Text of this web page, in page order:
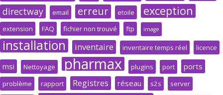
directway email erreur etoile exception
extension FAQ fichier non trouvé ftp image
installation inventaire inventaire temps réel licence
msi Nettoyage pharmax plugins port ports
problème rapport Registres réseau s2s server